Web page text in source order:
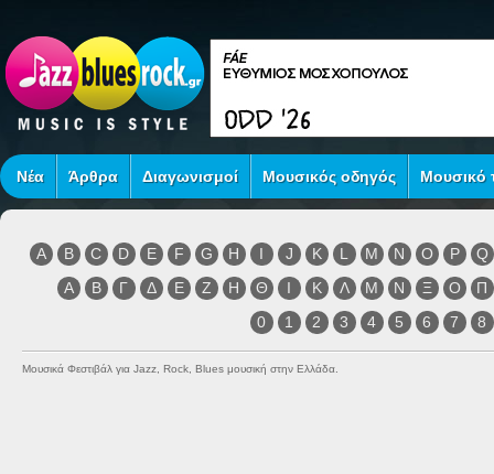
Νέα Άρθρα Διαγωνισμοί Μουσικός οδηγός Μουσικό
A B C D E F G H I J K L M N O P
Q
Α
Β Γ Δ Ε Ζ Η Θ Ι Κ Λ Μ Ν Ξ Ο
Π
0
1 2 3 4 5 6 7 8
Μουσικά Φεστιβάλ για Jazz, Rock, Blues μουσική στην Ελλάδα.